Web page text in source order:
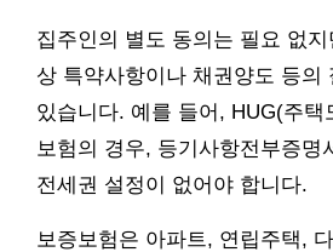
집주인의 별도 동의는 필요 없
상 특약사항이나 채권양도 등의
있습니다. 예를 들어, HUG(주택
보험의 경우, 등기사항전부증명
전세권 설정이 없어야 합니다.
보증보험은 아파트, 연립주택,